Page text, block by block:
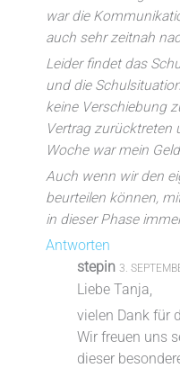
war die
auch sehr zeitnah
Leider findet das
und die
keine Verschiebung
Vertrag zurücktreten
Woche war mein
Auch wenn wir den
beurteilen können,
in dieser Phase
Antworten
stepin 3.
Liebe Tanja,
vielen Dank für
Wir freuen uns
dieser